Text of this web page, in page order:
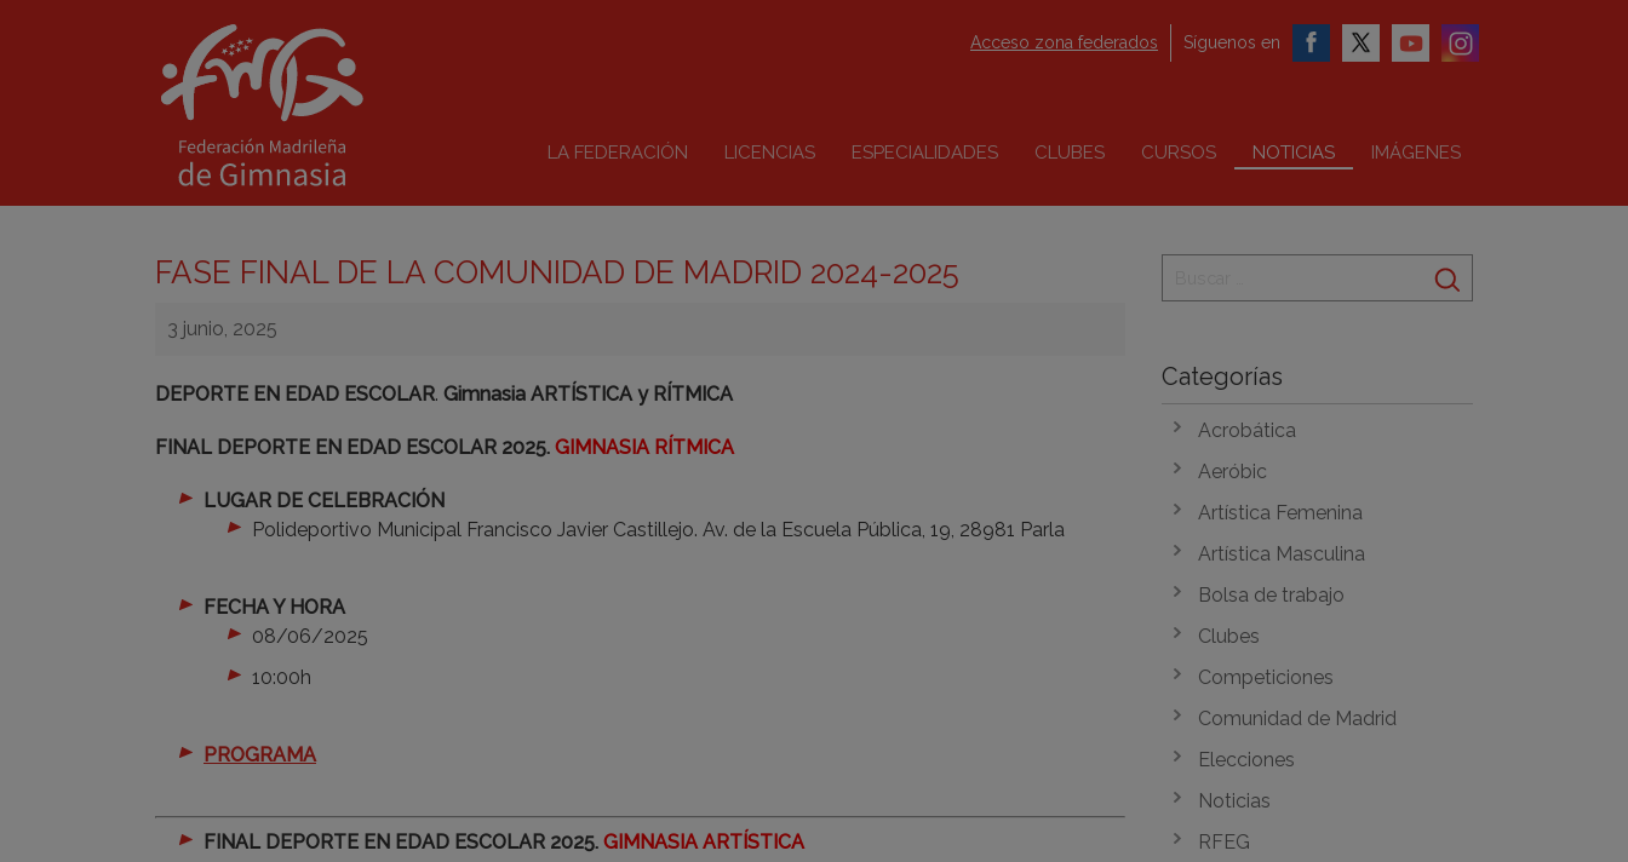
LA FEDERACIÓN LICENCIAS ESPECIALIDADES CLUBES CURSOS NOTICIAS IMÁGENES
Acceso zona federados Síguenos en
FASE FINAL DE LA COMUNIDAD DE MADRID 2024-2025
3 junio, 2025
DEPORTE EN EDAD ESCOLAR. Gimnasia ARTÍSTICA y RÍTMICA
FINAL DEPORTE EN EDAD ESCOLAR 2025. GIMNASIA RÍTMICA
LUGAR DE CELEBRACIÓN
Polideportivo Municipal Francisco Javier Castillejo. Av. de la Escuela Pública, 19, 28981 Parla
FECHA Y HORA
08/06/2025
10:00h
PROGRAMA
FINAL DEPORTE EN EDAD ESCOLAR 2025. GIMNASIA ARTÍSTICA
Categorías
Acrobática
Aeróbic
Artística Femenina
Artística Masculina
Bolsa de trabajo
Clubes
Competiciones
Comunidad de Madrid
Elecciones
Noticias
RFEG